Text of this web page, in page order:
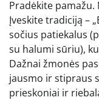
Pradėkite
Įveskite tradiciją –
sočius patiekalus
su halumi sūriu),
Dažnai žmonės
jausmo ir stipraus
prieskoniai ir